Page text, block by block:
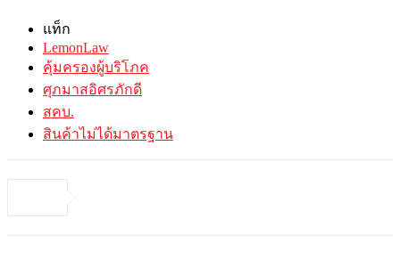
แท็ก
LemonLaw
คุ้มครองผู้บริโภค
ศุภมาสอิศรภักดี
สคบ.
สินค้าไม่ได้มาตรฐาน